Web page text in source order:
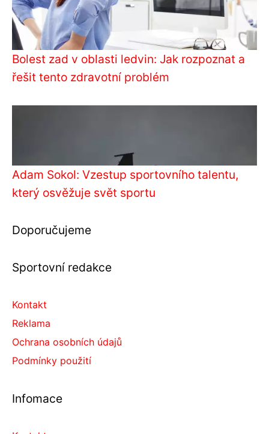
Bolest zad v oblasti ledvin: Jak rozpoznat a
řešit tento zdravotní problém
Adam Sokol: Vzestup sportovního talentu,
který osvěžuje svět sportu
Doporučujeme
Sportovní redakce
Kontakt
Reklama
Ochrana osobních údajů
Podmínky použití
Infomace